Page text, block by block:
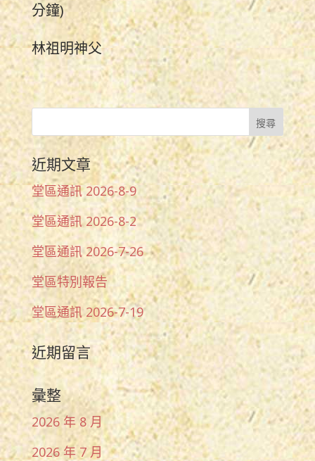
分鐘)
林祖明神父
近期文章
堂區通訊 2026-8-9
堂區通訊 2026-8-2
堂區通訊 2026-7-26
堂區特別報告
堂區通訊 2026-7-19
近期留言
彙整
2026 年 8 月
2026 年 7 月